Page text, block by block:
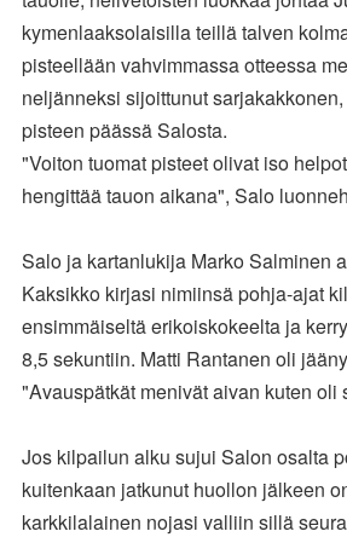
kymenlaaksolaisilla teillä talven
pisteellään vahvimmassa otteessa
neljänneksi sijoittunut
pisteen päässä Salosta.
"Voiton tuomat pisteet olivat iso
hengittää tauon aikana", Salo
Salo ja kartanlukija Marko Salminen
Kaksikko kirjasi nimiinsä pohja-ajat
ensimmäiseltä erikoiskokeelta ja
8,5 sekuntiin. Matti Rantanen oli
"Avauspätkät menivät aivan kuten
Jos kilpailun alku sujui Salon osalta
kuitenkaan jatkunut huollon jälkeen
karkkilalainen nojasi valliin sillä